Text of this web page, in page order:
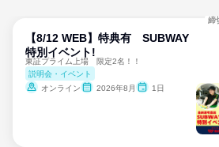
【8/12 WEB】特典有 SUBWAY
特別イベント!
東証プライム上場 限定2名！！
説明会・イベント
オンライン
2026年8月 1日
締